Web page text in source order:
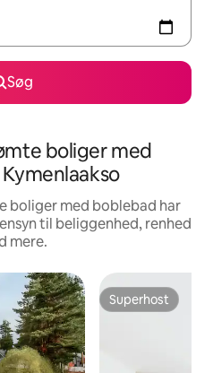
Søg
boliger med
boliger med boblebad har
til beliggenhed, renhed
mere.
Superhost
Superhost